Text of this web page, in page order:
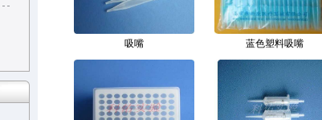
吸嘴 蓝色塑料吸嘴